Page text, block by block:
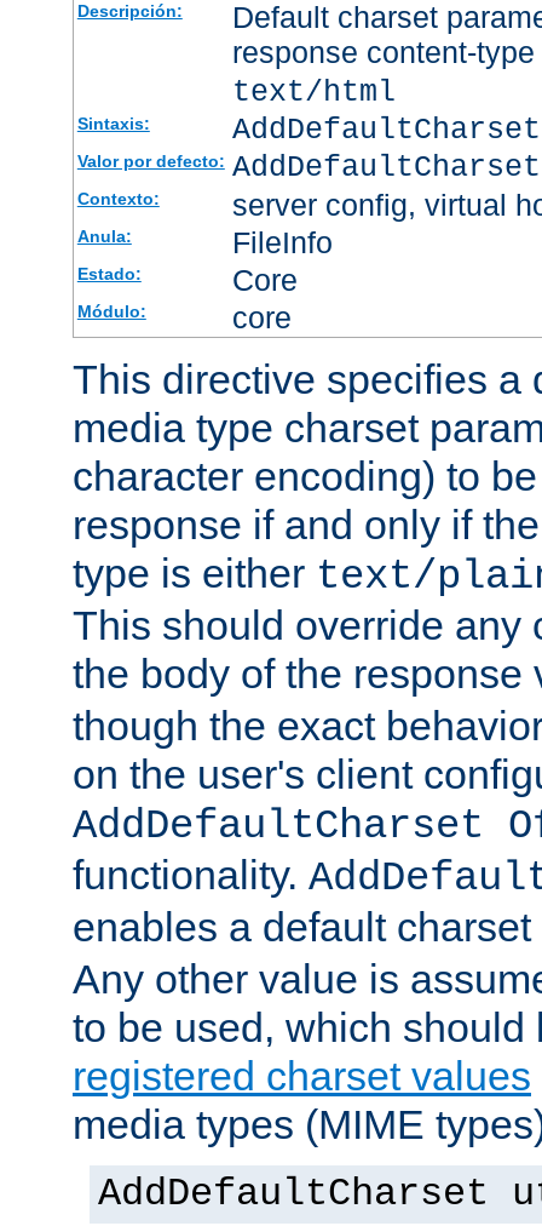
Descripción:
Default charset
response content-
text/html
Sintaxis:
Valor por defecto:
Contexto: server config, virtual
Anula: FileInfo
Estado: Core
Módulo: core
This directive specifies a
media type charset
character encoding) to
response if and only if
type is either text/
This should override any
the body of the
though the exact
on the user's client
AddDefaultCharset
functionality.
enables a default
Any other value is
to be used, which
registered charset values
media types (MIME
AddDefaultCharset